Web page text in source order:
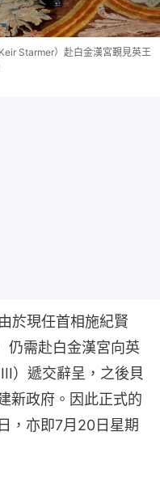
Starmer）赴白金漢宮覲見英王
於現任首相施紀賢
仍需赴白金漢宮向英
）遞交辭呈，之後貝
新政府。因此正式的
，亦即7月20日星期